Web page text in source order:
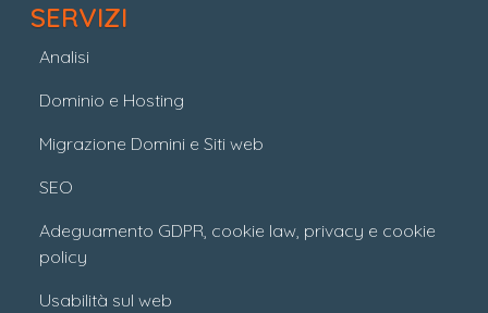
SERVIZI
Analisi
Dominio e Hosting
Migrazione Domini e Siti web
SEO
Adeguamento GDPR, cookie law, privacy e cookie
policy
Usabilità sul web